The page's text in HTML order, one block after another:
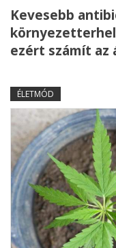
Kevesebb
ezért számít az
ÉLETMÓD